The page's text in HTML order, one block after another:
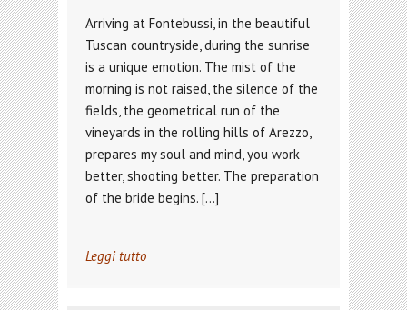
Arriving at Fontebussi, in the beautiful
Tuscan countryside, during the sunrise
is a unique emotion. The mist of the
morning is not raised, the silence of the
fields, the geometrical run of the
vineyards in the rolling hills of Arezzo,
prepares my soul and mind, you work
better, shooting better. The preparation
of the bride begins. […]
Leggi tutto